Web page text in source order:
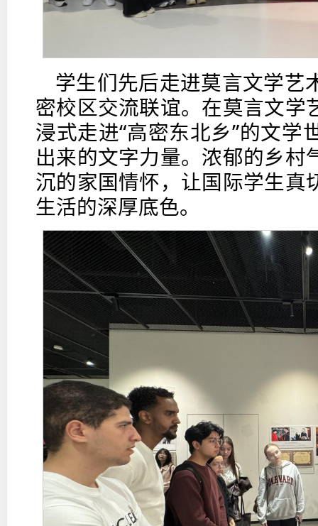
学生们先后走进莫言文学艺
密校区交流联谊。在莫言文学
浸式走进“高密东北乡”的文
出来的文字力量。浓郁的乡
沉的家国情怀，让国际学生真
生活的深厚底色。